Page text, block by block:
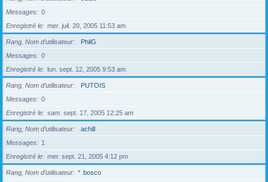
Messages
0
Enregistré le
mer. juil. 20, 2005 11:53 am
Rang, Nom d’utilisateur
PhilG
Messages
0
Enregistré le
lun. sept. 12, 2005 9:53 am
Rang, Nom d’utilisateur
PUTOIS
Messages
0
Enregistré le
sam. sept. 17, 2005 12:25 am
Rang, Nom d’utilisateur
achill
Messages
1
Enregistré le
mer. sept. 21, 2005 4:12 pm
Rang, Nom d’utilisateur * bosco